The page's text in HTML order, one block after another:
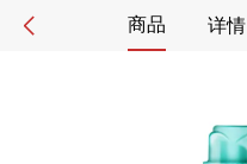
商品 详情